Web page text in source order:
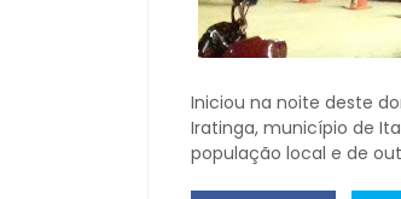
Iniciou na noite deste
Iratinga, município de
população local e de